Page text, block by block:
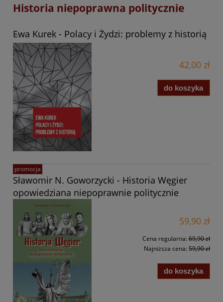
Historia niepoprawna politycznie
Ewa Kurek - Polacy i Żydzi: problemy z historią
42,00 zł
do koszyka
Sławomir N. Goworzycki - Historia Węgier
opowiedziana niepoprawnie politycznie
59,90 zł
Cena regularna: 69,90 zł
Najniższa cena: 59,90 zł
do koszyka
promocja